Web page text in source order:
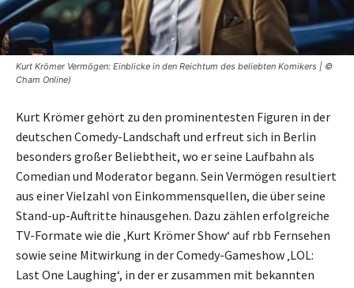
Kurt Krömer Vermögen: Einblicke in den Reichtum des beliebten Komikers | ©
Cham Online)
Kurt Krömer gehört zu den prominentesten Figuren in der
deutschen Comedy-Landschaft und erfreut sich in Berlin
besonders großer Beliebtheit, wo er seine Laufbahn als
Comedian und Moderator begann. Sein Vermögen resultiert
aus einer Vielzahl von Einkommensquellen, die über seine
Stand-up-Auftritte hinausgehen. Dazu zählen erfolgreiche
TV-Formate wie die ‚Kurt Krömer Show‘ auf rbb Fernsehen
sowie seine Mitwirkung in der Comedy-Gameshow ‚LOL:
Last One Laughing‘, in der er zusammen mit bekannten